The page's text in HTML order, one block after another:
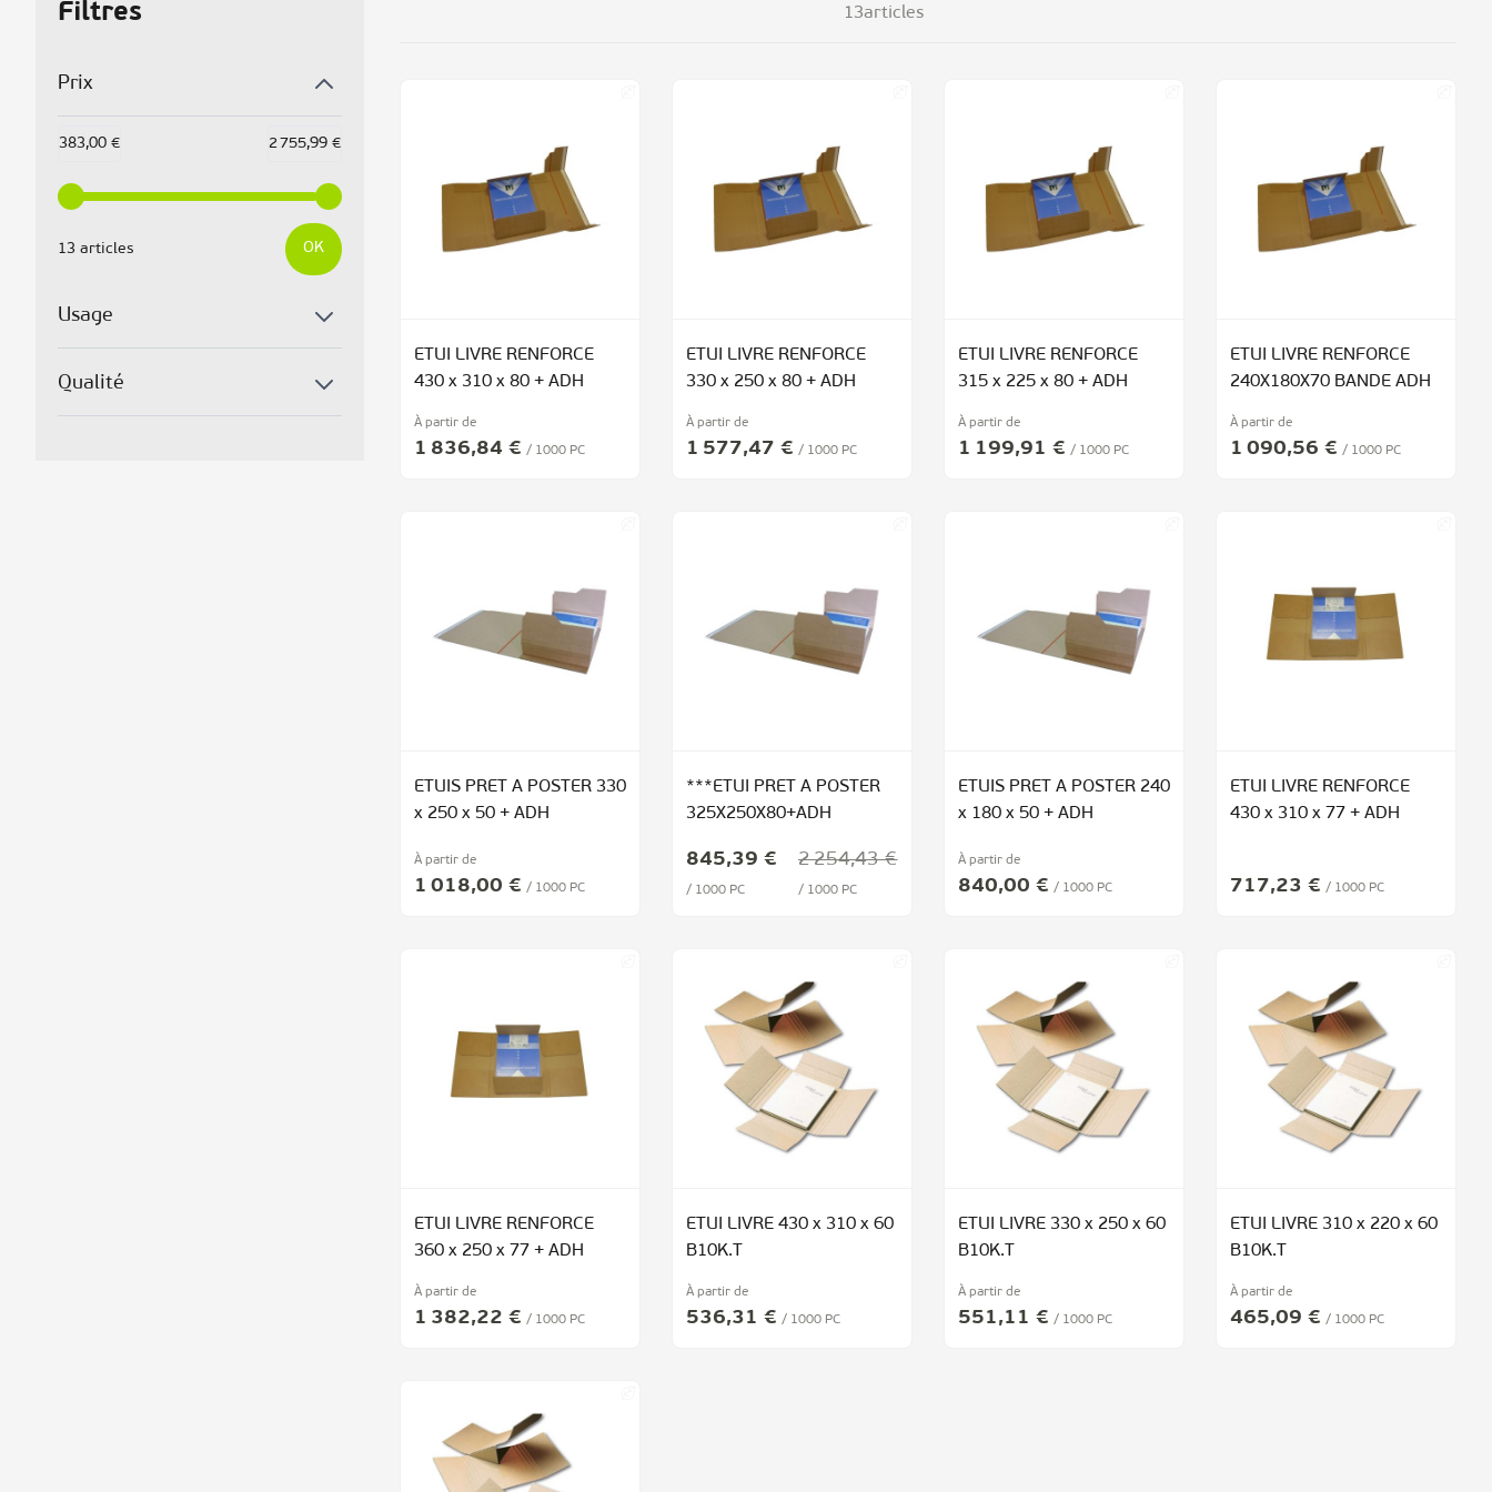
Filtres
Prix
383,00 € 2 755,99 €
13 articles OK
Usage
Qualité
13articles
ETUI LIVRE RENFORCE
430 x 310 x 80 + ADH
À partir de
1 836,84 € / 1000 PC
ETUI LIVRE RENFORCE
330 x 250 x 80 + ADH
À partir de
1 577,47 € / 1000 PC
ETUI LIVRE RENFORCE
315 x 225 x 80 + ADH
À partir de
1 199,91 € / 1000 PC
ETUI LIVRE RENFORCE
240X180X70 BANDE ADH
À partir de
1 090,56 € / 1000 PC
ETUIS PRET A POSTER 330
x 250 x 50 + ADH
À partir de
1 018,00 € / 1000 PC
***ETUI PRET A POSTER
325X250X80+ADH
Prix Spécial
845,39 €
/ 1000 PC
2 254,43 €
/ 1000 PC
ETUIS PRET A POSTER 240
x 180 x 50 + ADH
À partir de
840,00 € / 1000 PC
ETUI LIVRE RENFORCE
430 x 310 x 77 + ADH
717,23 € / 1000 PC
ETUI LIVRE RENFORCE
360 x 250 x 77 + ADH
À partir de
1 382,22 € / 1000 PC
ETUI LIVRE 430 x 310 x 60
B10K.T
À partir de
536,31 € / 1000 PC
ETUI LIVRE 330 x 250 x 60
B10K.T
À partir de
551,11 € / 1000 PC
ETUI LIVRE 310 x 220 x 60
B10K.T
À partir de
465,09 € / 1000 PC